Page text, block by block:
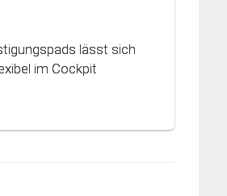
lässt sich
im Cockpit